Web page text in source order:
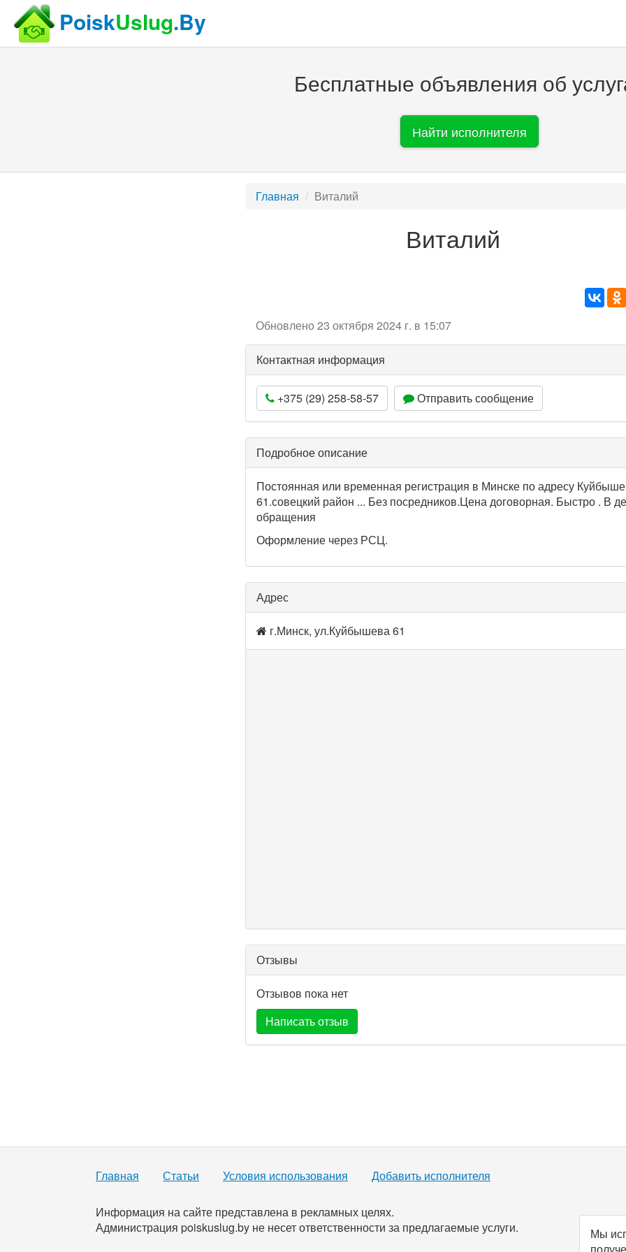
PoiskUslug.By
Бесплатные объявления об
Найти исполнителя
Главная Виталий
Виталий
Обновлено 23 октября 2024 г. в 15:07
Контактная информация
+375 (29) 258-58-57 Отправить сообщение
Подробное описание
Постоянная или временная регистрация в Минске по адресу
61.совецкий район ... Без посредников.Цена договорная. Быстро . В
обращения
Оформление через РСЦ.
Адрес
г.Минск, ул.Куйбышева 61
Отзывы
Отзывов пока нет
Написать отзыв
Главная Статьи Условия использования Добавить исполнителя
Информация на сайте представлена в рекламных целях.
Администрация poiskuslug.by не несет ответственности за предлагаемые услуги.
Мы